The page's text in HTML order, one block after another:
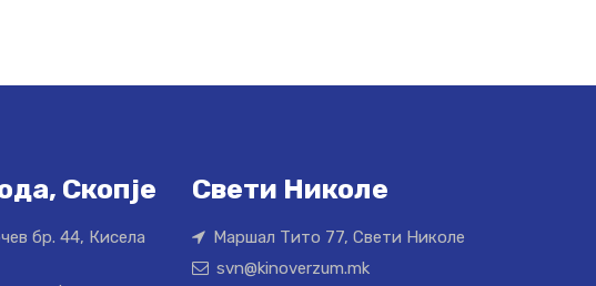
Скопје
бр. 44, Кисела
Свети Николе
Маршал Тито 77, Свети Николе
svn@kinoverzum.mk